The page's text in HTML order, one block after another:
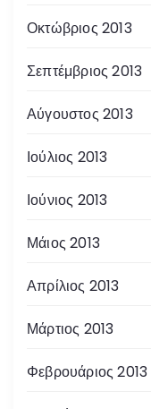
Οκτώβριος 2013
Σεπτέμβριος 2013
Αύγουστος 2013
Ιούλιος 2013
Ιούνιος 2013
Μάιος 2013
Απρίλιος 2013
Μάρτιος 2013
Φεβρουάριος 2013